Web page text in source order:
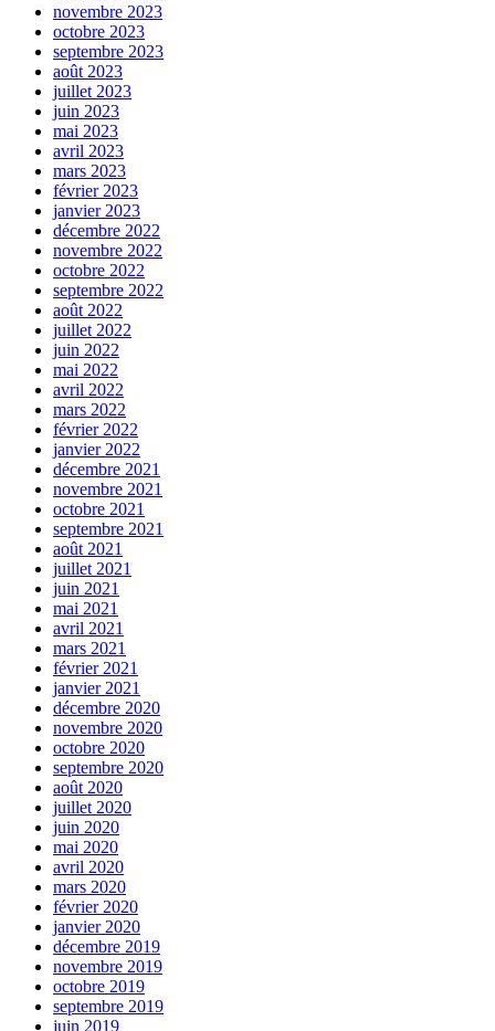
novembre 2023
octobre 2023
septembre 2023
août 2023
juillet 2023
juin 2023
mai 2023
avril 2023
mars 2023
février 2023
janvier 2023
décembre 2022
novembre 2022
octobre 2022
septembre 2022
août 2022
juillet 2022
juin 2022
mai 2022
avril 2022
mars 2022
février 2022
janvier 2022
décembre 2021
novembre 2021
octobre 2021
septembre 2021
août 2021
juillet 2021
juin 2021
mai 2021
avril 2021
mars 2021
février 2021
janvier 2021
décembre 2020
novembre 2020
octobre 2020
septembre 2020
août 2020
juillet 2020
juin 2020
mai 2020
avril 2020
mars 2020
février 2020
janvier 2020
décembre 2019
novembre 2019
octobre 2019
septembre 2019
juin 2019